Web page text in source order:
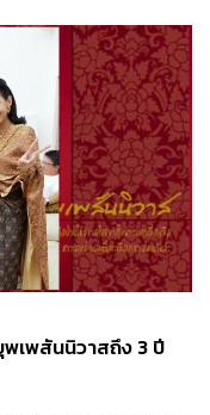
พเพสันนิวาสถึง 3 ปี